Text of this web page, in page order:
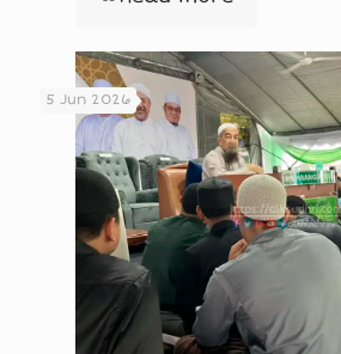
5 Jun 2026